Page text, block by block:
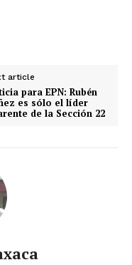
article
para EPN: Rubén
es sólo el líder
de la Sección 22